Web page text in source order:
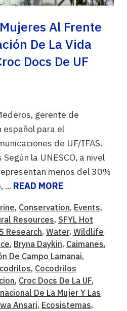
Al Frente
De La Vida
Docs De UF
gerente de
español para el
de UF/IFAS.
la UNESCO, a nivel
menos del 30%
... READ MORE
, Conservation, Events,
Resources, SFYL Hot
Research, Water, Wildlife
, Bryna Daykin, Caimanes,
De Campo Lamanai,
, Cocodrilos
, Croc Docs De La UF,
De La Mujer Y Las
Ansari, Ecosistemas,